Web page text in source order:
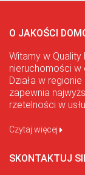
O JAKOŚCI
Witamy w
nieruchomości w
Działa w
zapewnia
rzetelności w
Czytaj więcej
SKONTAKTUJ